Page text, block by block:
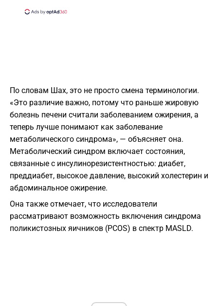
По словам Шах, это не просто смена терминологии.
«Это различие важно, потому что раньше жировую
болезнь печени считали заболеванием ожирения, а
теперь лучше понимают как заболевание
метаболического синдрома», — объясняет она.
Метаболический синдром включает состояния,
связанные с инсулинорезистентностью: диабет,
преддиабет, высокое давление, высокий холестерин и
абдоминальное ожирение.
Она также отмечает, что исследователи
рассматривают возможность включения синдрома
поликистозных яичников (PCOS) в спектр MASLD.